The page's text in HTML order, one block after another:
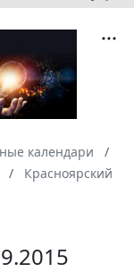
календари
Красноярский